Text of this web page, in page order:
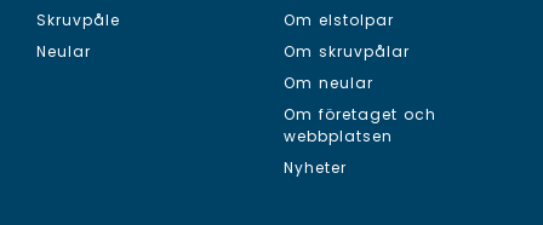
Skruvpåle
Neular
Om elstolpar
Om skruvpålar
Om neular
Om företaget och
webbplatsen
Nyheter